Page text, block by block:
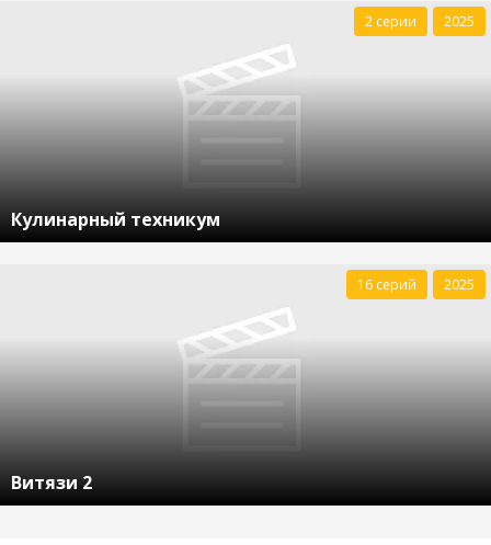
Кулинарный техникум
2 серии 2025
Витязи 2
16 серий 2025